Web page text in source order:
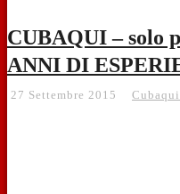
CUBAQUI – solo
ANNI DI
27 Settembre 2015 Cubaqui